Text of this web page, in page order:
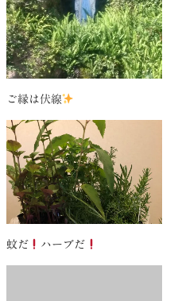
ご縁は伏線
蚊だ ハーブだ